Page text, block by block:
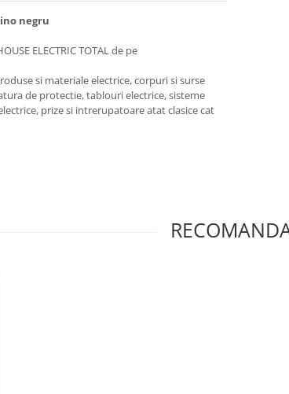
negru
ELECTRIC TOTAL de pe
si materiale electrice, corpuri si surse
de protectie, tablouri electrice, sisteme
prize si intrerupatoare atat clasice cat